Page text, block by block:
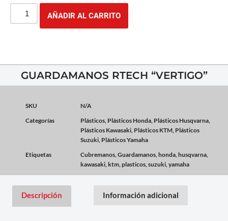
AÑADIR AL CARRITO
GUARDAMANOS RTECH “VERTIGO”
SKU
N/A
Categorías
Plásticos, Plásticos Honda, Plásticos Husqvarna,
Plásticos Kawasaki, Plásticos KTM, Plásticos
Suzuki, Plásticos Yamaha
Etiquetas
Cubremanos,Guardamanos,honda,husqvarna,
kawasaki,ktm,plasticos,suzuki,yamaha
Descripción Información adicional